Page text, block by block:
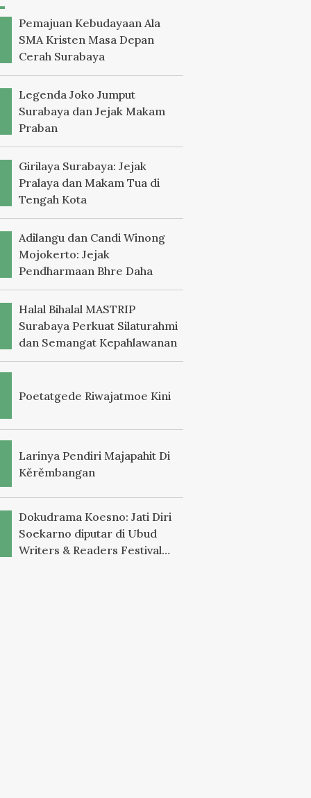
Pemajuan Kebudayaan Ala
SMA Kristen Masa Depan
Cerah Surabaya
Legenda Joko Jumput
Surabaya dan Jejak Makam
Praban
Girilaya Surabaya: Jejak
Pralaya dan Makam Tua di
Tengah Kota
Adilangu dan Candi Winong
Mojokerto: Jejak
Pendharmaan Bhre Daha
Halal Bihalal MASTRIP
Surabaya Perkuat Silaturahmi
dan Semangat Kepahlawanan
Poetatgede Riwajatmoe Kini
Larinya Pendiri Majapahit Di
Kěrěmbangan
Dokudrama Koesno: Jati Diri
Soekarno diputar di Ubud
Writers & Readers Festival